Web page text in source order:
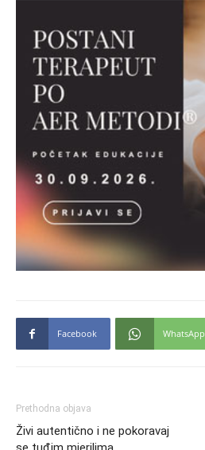
Facebook WhatsApp
Prethodna objava
Živi autentično i ne pokoravaj